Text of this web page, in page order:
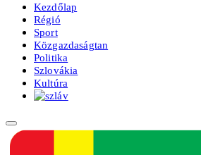
Kezdőlap
Régió
Sport
Közgazdaságtan
Politika
Szlovákia
Kultúra